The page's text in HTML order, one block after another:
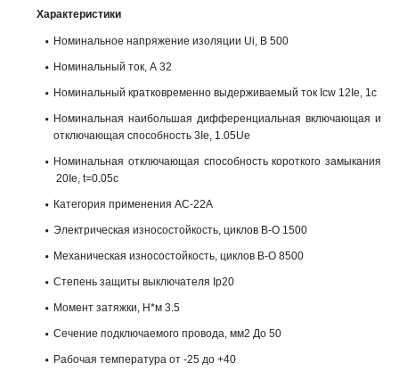
Характеристики
Номинальное напряжение изоляции Ui, B 500
Номинальный ток, А 32
Номинальный кратковременно выдерживаемый ток Icw 12Ie, 1c
Номинальная наибольшая дифференциальная включающая и
отключающая способность 3Ie, 1.05Ue
Номинальная отключающая способность короткого замыкания
20Ie, t=0.05c
Категория применения AC-22A
Электрическая износостойкость, циклов В-О 1500
Механическая износостойкость, циклов В-О 8500
Степень защиты выключателя Ip20
Момент затяжки, Н*м 3.5
Сечение подключаемого провода, мм2 До 50
Рабочая температура от -25 до +40